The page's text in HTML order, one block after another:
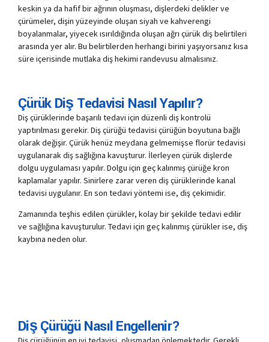
keskin ya da hafif bir ağrının oluşması, dişlerdeki delikler ve
çürümeler, dişin yüzeyinde oluşan siyah ve kahverengi
boyalanmalar, yiyecek ısırıldığında oluşan ağrı çürük diş belirtileri
arasında yer alır. Bu belirtilerden herhangi birini yaşıyorsanız kısa
süre içerisinde mutlaka diş hekimi randevusu almalısınız.
Çürük Diş Tedavisi Nasıl Yapılır?
Diş çürüklerinde başarılı tedavi için düzenli diş kontrolü
yaptırılması gerekir. Diş çürüğü tedavisi çürüğün boyutuna bağlı
olarak değişir. Çürük henüz meydana gelmemişse florür tedavisi
uygulanarak diş sağlığına kavuşturur. İlerleyen çürük dişlerde
dolgu uygulaması yapılır. Dolgu için geç kalınmış çürüğe kron
kaplamalar yapılır. Sinirlere zarar veren diş çürüklerinde kanal
tedavisi uygulanır. En son tedavi yöntemi ise, diş çekimidir.
Zamanında teşhis edilen çürükler, kolay bir şekilde tedavi edilir
ve sağlığına kavuşturulur. Tedavi için geç kalınmış çürükler ise, diş
kaybına neden olur.
Diş Çürüğü Nasıl Engellenir?